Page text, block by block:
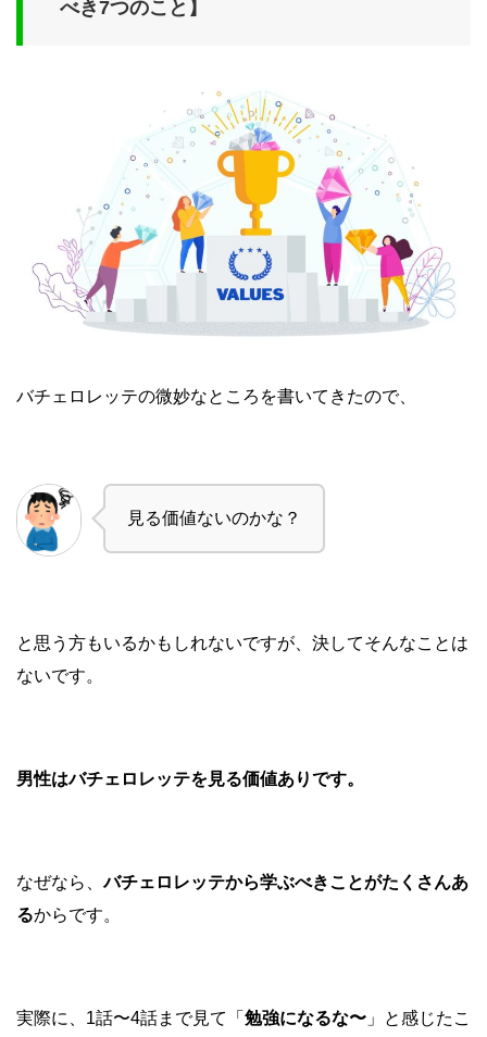
べき7つのこと】
バチェロレッテの微妙なところを書いてきたので、
見る価値ないのかな？
と思う方もいるかもしれないですが、決してそんなことは
ないです。
男性はバチェロレッテを見る価値ありです。
なぜなら、バチェロレッテから学ぶべきことがたくさんあ
るからです。
実際に、1話〜4話まで見て「 勉強になるな〜 」と感じたこ